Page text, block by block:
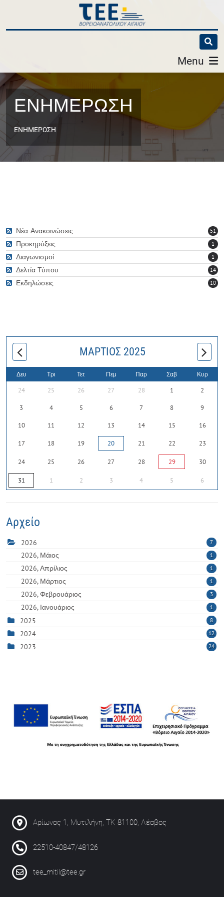
Menu
ΕΝΗΜΕΡΩΣΗ
ΕΝΗΜΕΡΩΣΗ
51
Νέα-Ανακοινώσεις
1
Προκηρύξεις
1
Διαγωνισμοί
14
Δελτία Τύπου
10
Εκδηλώσεις
ΜΆΡΤΙΟΣ 2025
Δευ Τρι Τετ Πεμ Παρ Σαβ Κυρ
24 25 26 27 28 1 2
3 4 5 6 7 8 9
10 11 12 13 14 15 16
17 18 19 20 21 22 23
24 25 26 27 28 29 30
31 1 2 3 4 5 6
Αρχείο
2026 7
2026, Μάιος 1
2026, Απρίλιος 1
2026, Μάρτιος 1
2026, Φεβρουάριος 3
2026, Ιανουάριος 1
2025 8
2024 12
2023 24
Αρίωνος 1, Μυτιλήνη, ΤΚ 81100, Λέσβος
22510-40847/48126
tee_mitil@tee.gr